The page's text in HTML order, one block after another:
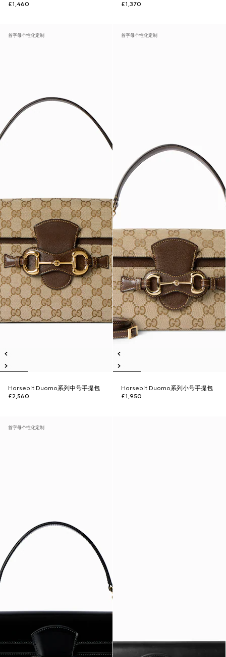
£1,460
£1,370
首字母个性化定制
Horsebit Duomo系列中号手提包
£2,560
首字母个性化定制
Horsebit Duomo系列小号手提包
£1,950
首字母个性化定制